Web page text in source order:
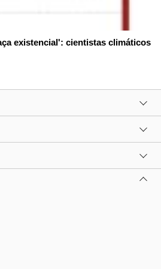
existencial': cientistas climáticos